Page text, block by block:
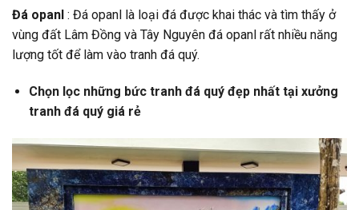
Đá opanl : Đá opanl là loại đá được khai thác và tìm thấy ở
vùng đất Lâm Đồng và Tây Nguyên đá opanl rất nhiều năng
lượng tốt để làm vào tranh đá quý.
Chọn lọc những bức tranh đá quý đẹp nhất tại xưởng
tranh đá quý giá rẻ